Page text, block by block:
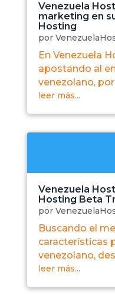
Venezuela
marketing en
Hosting
por
En Venezuela
apostando al
venezolano,
leer más...
Venezuela
Hosting Beta
por
Buscando el
características
venezolano,
leer más...